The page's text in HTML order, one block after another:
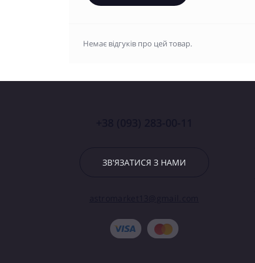
Немає відгуків про цей товар.
ЗВ'ЯЗАТИСЯ З НАМИ